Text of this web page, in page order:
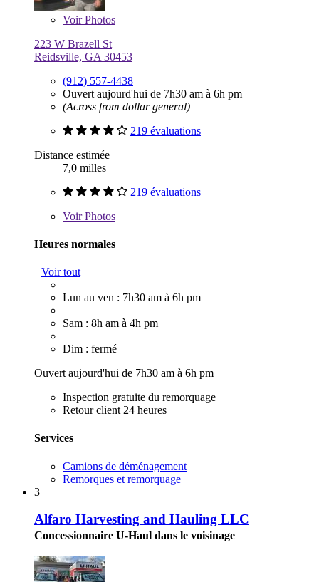
VoirPhotos
223 W Brazell St
Reidsville, GA 30453
(912) 557-4438
Ouvert aujourd'hui de 7h30 am à 6h pm
(Across from dollar general)
219 évaluations
Distance estimée
7,0 milles
219 évaluations
VoirPhotos
Heures normales
Voir tout
Lun au ven : 7h30 am à 6h pm
Sam : 8h am à 4h pm
Dim : fermé
Ouvert aujourd'hui de 7h30 am à 6h pm
Inspection gratuite du remorquage
Retour client 24 heures
Services
Camions de déménagement
Remorques et remorquage
3
Alfaro Harvesting and Hauling LLC
Concessionnaire U-Haul dans le voisinage